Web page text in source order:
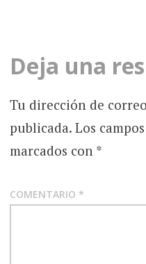
Deja una
Tu dirección de
publicada. Los
marcados con *
COMENTARIO *